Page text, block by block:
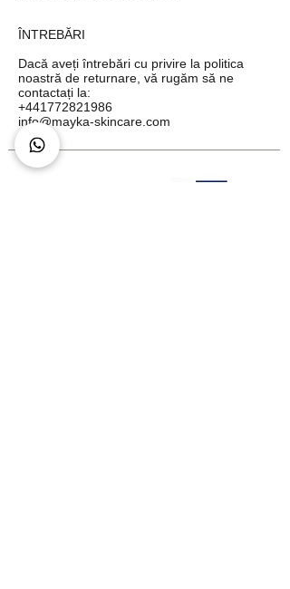
ÎNTREBĂRI
Dacă aveți întrebări cu privire la politica
noastră de returnare, vă rugăm să ne
contactați la:
+441772821986
info@mayka-skincare.com